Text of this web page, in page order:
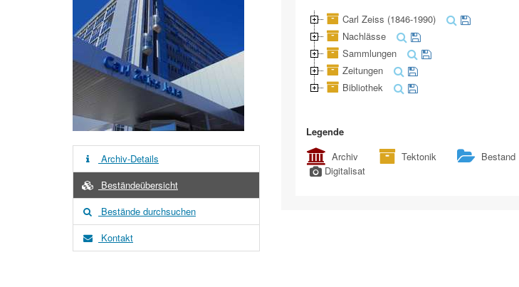
Archiv-Details
Beständeübersicht
Bestände durchsuchen
Kontakt
Carl Zeiss (1846-1990)
Nachlässe
Sammlungen
Zeitungen
Bibliothek
Legende
Archiv
Tektonik Bestand
Digitalisat